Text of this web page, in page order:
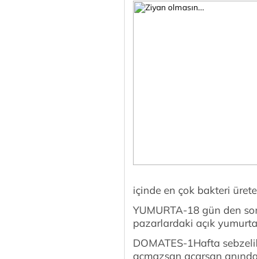
içinde en çok bakteri
YUMURTA-18 gün den
pazarlardaki açık
DOMATES-1Hafta
açmazsan açarsan